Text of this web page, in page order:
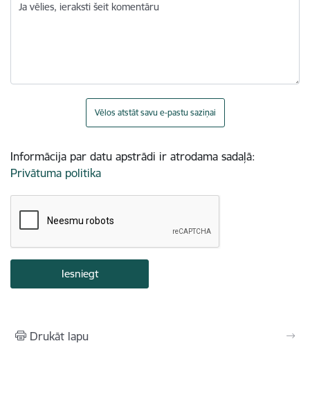
Ja vēlies, ieraksti šeit komentāru
Vēlos atstāt savu e-pastu saziņai
Informācija par datu apstrādi ir atrodama sadaļā:
Privātuma politika
Drukāt lapu